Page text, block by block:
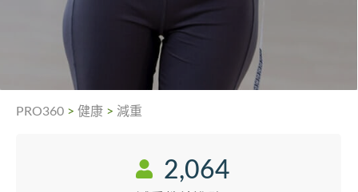
PRO360 > 健康 > 減重
2,064